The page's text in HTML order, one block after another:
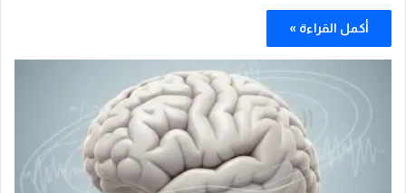
أكمل القراءة »